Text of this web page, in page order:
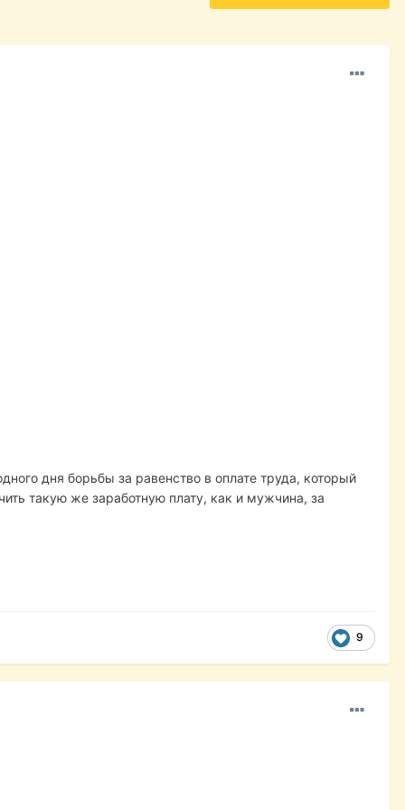
дня борьбы за равенство в оплате труда, который
такую же заработную плату, как и мужчина, за
9